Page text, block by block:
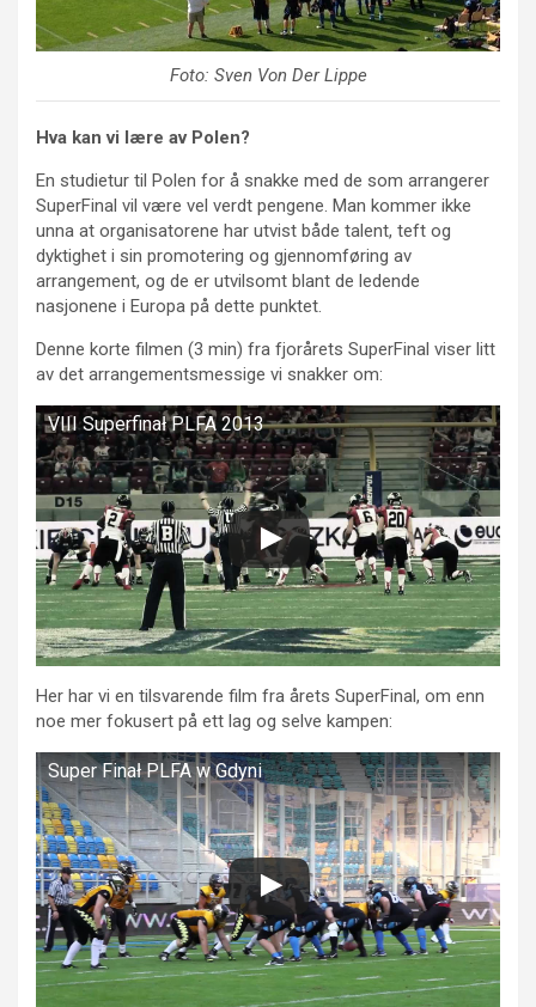
Foto: Sven Von Der Lippe
Hva kan vi lære av Polen?
En studietur til Polen for å snakke med de som arrangerer
SuperFinal vil være vel verdt pengene. Man kommer ikke
unna at organisatorene har utvist både talent, teft og
dyktighet i sin promotering og gjennomføring av
arrangement, og de er utvilsomt blant de ledende
nasjonene i Europa på dette punktet.
Denne korte filmen (3 min) fra fjorårets SuperFinal viser litt
av det arrangementsmessige vi snakker om:
VIII Superfinał PLFA 2013
Her har vi en tilsvarende film fra årets SuperFinal, om enn
noe mer fokusert på ett lag og selve kampen:
Super Finał PLFA w Gdyni